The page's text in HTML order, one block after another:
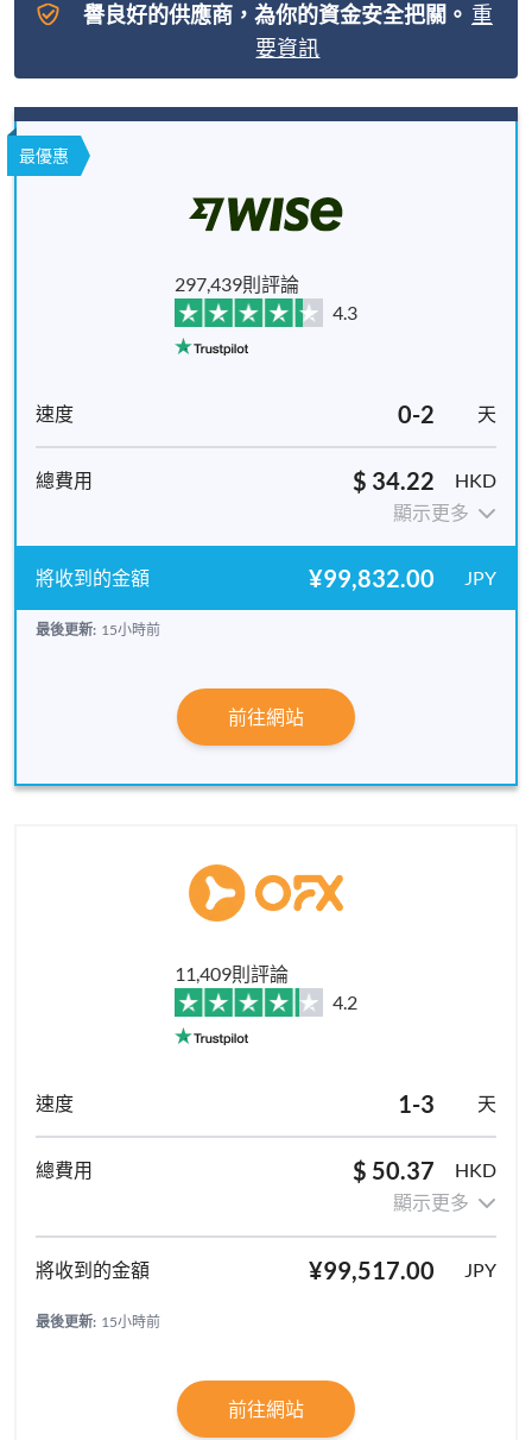
譽良好的供應商，為你的資金安全把關。 重
要資訊
最優惠
297,439則評論
4.3
0-2 天
$ 34.22
HKD
顯示更多
¥99,832.00 JPY
最後更新: 15小時前
前往網站
11,409則評論
4.2
1-3 天
$ 50.37
HKD
顯示更多
¥99,517.00 JPY
最後更新: 15小時前
前往網站